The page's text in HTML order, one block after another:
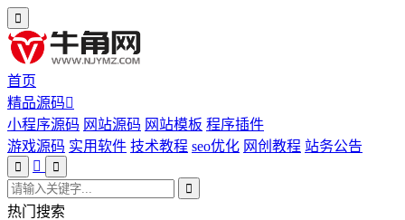
首页
精品源码
小程序源码 网站源码 网站模板 程序插件
游戏源码 实用软件 技术教程 seo优化 网创教程 站务公告
热门搜索